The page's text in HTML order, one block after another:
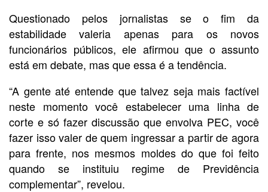
Questionado pelos jornalistas se o fim da
estabilidade valeria apenas para os novos
funcionários públicos, ele afirmou que o assunto
está em debate, mas que essa é a tendência.
“A gente até entende que talvez seja mais factível
neste momento você estabelecer uma linha de
corte e só fazer discussão que envolva PEC, você
fazer isso valer de quem ingressar a partir de agora
para frente, nos mesmos moldes do que foi feito
quando se instituiu regime de Previdência
complementar”, revelou.